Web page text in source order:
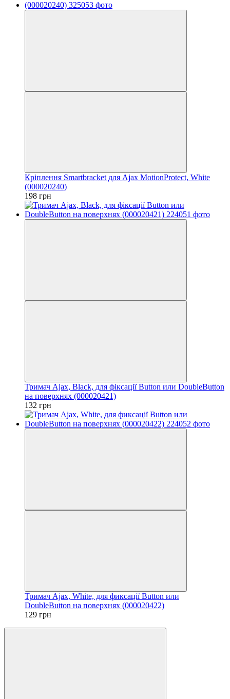
Кріплення Smartbracket для Ajax MotionProtect, White
(000020240)
198 грн
Тримач Ajax, Black, для фіксації Button или DoubleButton
на поверхнях (000020421)
132 грн
Тримач Ajax, White, для фиксації Button или
DoubleButton на поверхнях (000020422)
129 грн